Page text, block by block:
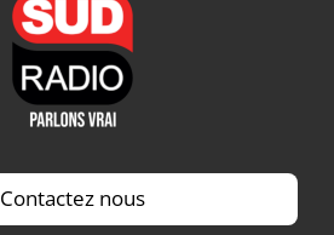
Contactez nous